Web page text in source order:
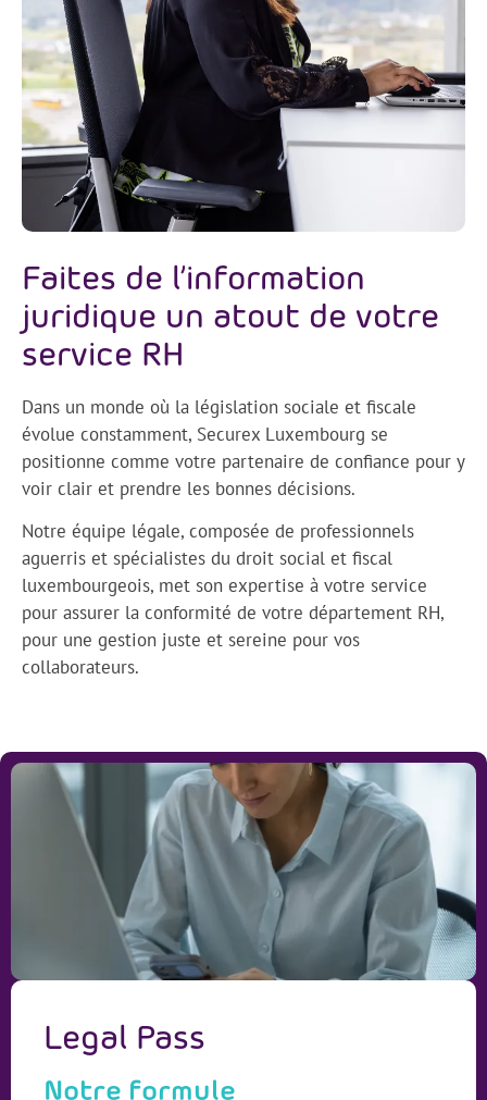
Faites de l’information
juridique un atout de votre
service RH
Dans un monde où la législation sociale et fiscale
évolue constamment, Securex Luxembourg se
positionne comme votre partenaire de confiance pour y
voir clair et prendre les bonnes décisions.
Notre équipe légale, composée de professionnels
aguerris et spécialistes du droit social et fiscal
luxembourgeois, met son expertise à votre service
pour assurer la conformité de votre département RH,
pour une gestion juste et sereine pour vos
collaborateurs.
Legal Pass
Notre formule